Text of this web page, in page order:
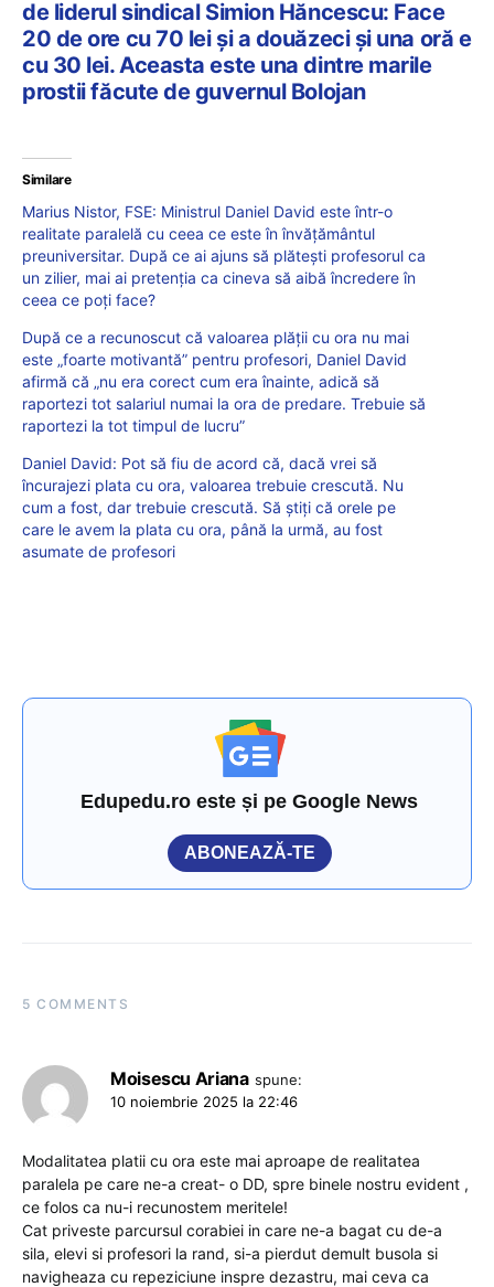
de liderul sindical Simion Hăncescu: Face
20 de ore cu 70 lei și a douăzeci și una oră e
cu 30 lei. Aceasta este una dintre marile
prostii făcute de guvernul Bolojan
Similare
Marius Nistor, FSE: Ministrul Daniel David este într-o
realitate paralelă cu ceea ce este în învățământul
preuniversitar. După ce ai ajuns să plătești profesorul ca
un zilier, mai ai pretenția ca cineva să aibă încredere în
ceea ce poți face?
După ce a recunoscut că valoarea plății cu ora nu mai
este „foarte motivantă” pentru profesori, Daniel David
afirmă că „nu era corect cum era înainte, adică să
raportezi tot salariul numai la ora de predare. Trebuie să
raportezi la tot timpul de lucru”
Daniel David: Pot să fiu de acord că, dacă vrei să
încurajezi plata cu ora, valoarea trebuie crescută. Nu
cum a fost, dar trebuie crescută. Să știți că orele pe
care le avem la plata cu ora, până la urmă, au fost
asumate de profesori
Edupedu.ro este și pe Google News
ABONEAZĂ-TE
5 COMMENTS
Moisescu Ariana spune:
10 noiembrie 2025 la 22:46
Modalitatea platii cu ora este mai aproape de realitatea
paralela pe care ne-a creat- o DD, spre binele nostru evident ,
ce folos ca nu-i recunostem meritele!
Cat priveste parcursul corabiei in care ne-a bagat cu de-a
sila, elevi si profesori la rand, si-a pierdut demult busola si
navigheaza cu repeziciune inspre dezastru, mai ceva ca